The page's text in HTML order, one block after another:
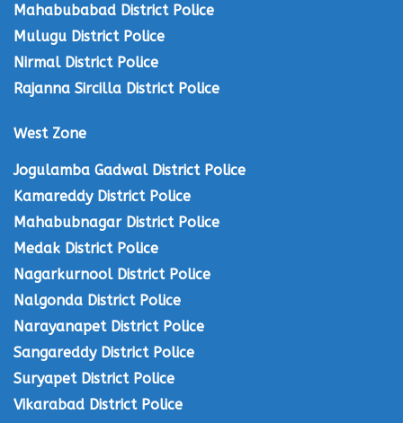
Mahabubabad District Police
Mulugu District Police
Nirmal District Police
Rajanna Sircilla District Police
West Zone
Jogulamba Gadwal District Police
Kamareddy District Police
Mahabubnagar District Police
Medak District Police
Nagarkurnool District Police
Nalgonda District Police
Narayanapet District Police
Sangareddy District Police
Suryapet District Police
Vikarabad District Police